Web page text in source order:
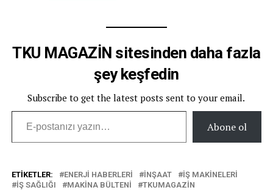
TKU MAGAZİN sitesinden daha fazla
şey keşfedin
Subscribe to get the latest posts sent to your email.
E-postanızı yazın…
Abone ol
ETIKETLER: ENERJI HABERLERI INŞAAT
IŞ MAKINELERI
IŞ SAĞLIĞI
MAKINA BÜLTENI TKUMAGAZIN